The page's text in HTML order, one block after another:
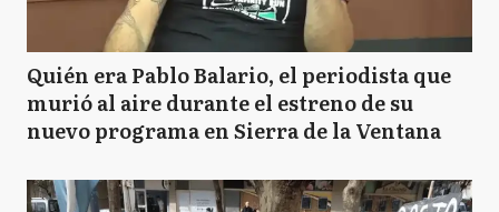
Quién era Pablo Balario, el periodista que
murió al aire durante el estreno de su
nuevo programa en Sierra de la Ventana